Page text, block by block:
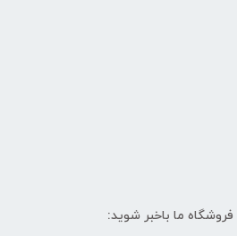
ما باخبر شوید: